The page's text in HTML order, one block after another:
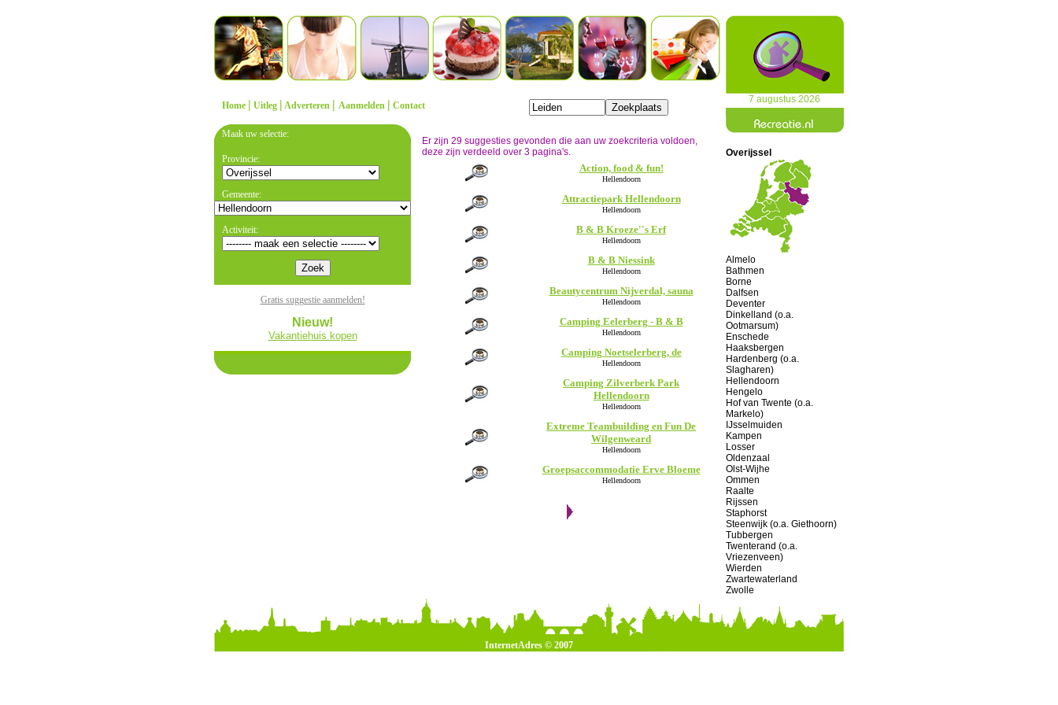
Home | Uitleg | Adverteren | Aanmelden | Contact
7 augustus 2026
Maak uw selectie:
Provincie:
Gemeente:
Activiteit:
Gratis suggestie aanmelden!
Nieuw!
Vakantiehuis kopen
Er zijn 29 suggesties gevonden die aan uw zoekcriteria voldoen,
deze zijn verdeeld over 3 pagina's.
Action, food & fun!
Hellendoorn
Attractiepark Hellendoorn
Hellendoorn
B & B Kroeze''s Erf
Hellendoorn
B & B Niessink
Hellendoorn
Beautycentrum Nijverdal, sauna
Hellendoorn
Camping Eelerberg - B & B
Hellendoorn
Camping Noetselerberg, de
Hellendoorn
Camping Zilverberk Park
Hellendoorn
Hellendoorn
Extreme Teambuilding en Fun De
Wilgenweard
Hellendoorn
Groepsaccommodatie Erve Bloeme
Hellendoorn
Overijssel
Almelo
Bathmen
Borne
Dalfsen
Deventer
Dinkelland (o.a.
Ootmarsum)
Enschede
Haaksbergen
Hardenberg (o.a.
Slagharen)
Hellendoorn
Hengelo
Hof van Twente (o.a.
Markelo)
IJsselmuiden
Kampen
Losser
Oldenzaal
Olst-Wijhe
Ommen
Raalte
Rijssen
Staphorst
Steenwijk (o.a. Giethoorn)
Tubbergen
Twenterand (o.a.
Vriezenveen)
Wierden
Zwartewaterland
Zwolle
InternetAdres © 2007